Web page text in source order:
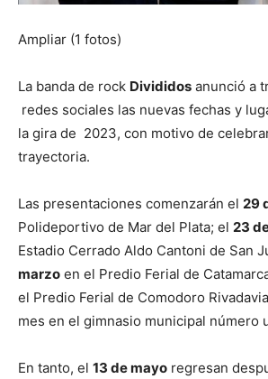
Ampliar (1 fotos)
La banda de rock Divididos anunció a
redes sociales las nuevas fechas y
la gira de 2023, con motivo de
trayectoria.
Las presentaciones comenzarán el 29
Polideportivo de Mar del Plata; el 23
Estadio Cerrado Aldo Cantoni de San
marzo en el Predio Ferial de
el Predio Ferial de Comodoro
mes en el gimnasio municipal número
En tanto, el 13 de mayo regresan